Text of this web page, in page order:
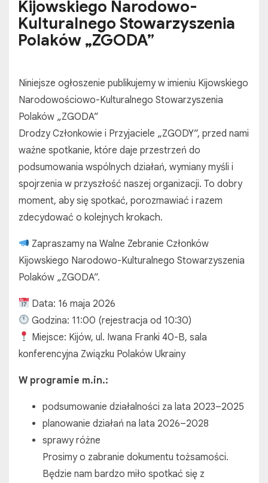
Kijowskiego Narodowo-
Kulturalnego Stowarzyszenia
Polaków „ZGODA”
Niniejsze ogłoszenie publikujemy w imieniu Kijowskiego
Narodowościowo-Kulturalnego Stowarzyszenia
Polaków „ZGODA”
Drodzy Członkowie i Przyjaciele „ZGODY”, przed nami
ważne spotkanie, które daje przestrzeń do
podsumowania wspólnych działań, wymiany myśli i
spojrzenia w przyszłość naszej organizacji. To dobry
moment, aby się spotkać, porozmawiać i razem
zdecydować o kolejnych krokach.
Zapraszamy na Walne Zebranie Członków
Kijowskiego Narodowo-Kulturalnego Stowarzyszenia
Polaków „ZGODA”.
Data: 16 maja 2026
Godzina: 11:00 (rejestracja od 10:30)
Miejsce: Kijów, ul. Iwana Franki 40-B, sala
konferencyjna Związku Polaków Ukrainy
W programie m.in.:
podsumowanie działalności za lata 2023–2025
planowanie działań na lata 2026–2028
sprawy różne
Prosimy o zabranie dokumentu tożsamości.
Będzie nam bardzo miło spotkać się z